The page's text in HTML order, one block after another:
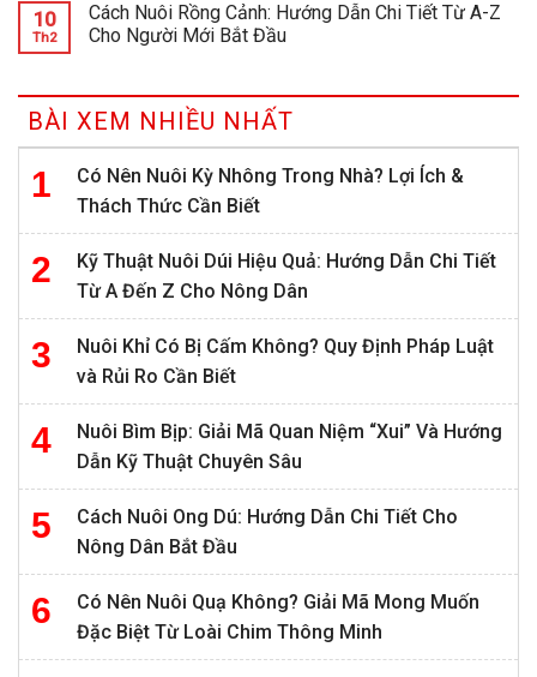
10
Th2
Cách Nuôi Rồng Cảnh: Hướng Dẫn Chi Tiết Từ A-Z
Cho Người Mới Bắt Đầu
BÀI XEM NHIỀU NHẤT
Có Nên Nuôi Kỳ Nhông Trong Nhà? Lợi Ích &
Thách Thức Cần Biết
Kỹ Thuật Nuôi Dúi Hiệu Quả: Hướng Dẫn Chi Tiết
Từ A Đến Z Cho Nông Dân
Nuôi Khỉ Có Bị Cấm Không? Quy Định Pháp Luật
và Rủi Ro Cần Biết
Nuôi Bìm Bịp: Giải Mã Quan Niệm “Xui” Và Hướng
Dẫn Kỹ Thuật Chuyên Sâu
Cách Nuôi Ong Dú: Hướng Dẫn Chi Tiết Cho
Nông Dân Bắt Đầu
Có Nên Nuôi Quạ Không? Giải Mã Mong Muốn
Đặc Biệt Từ Loài Chim Thông Minh